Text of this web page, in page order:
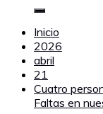
Inicio
2026
abril
21
Cuatro
Faltas en